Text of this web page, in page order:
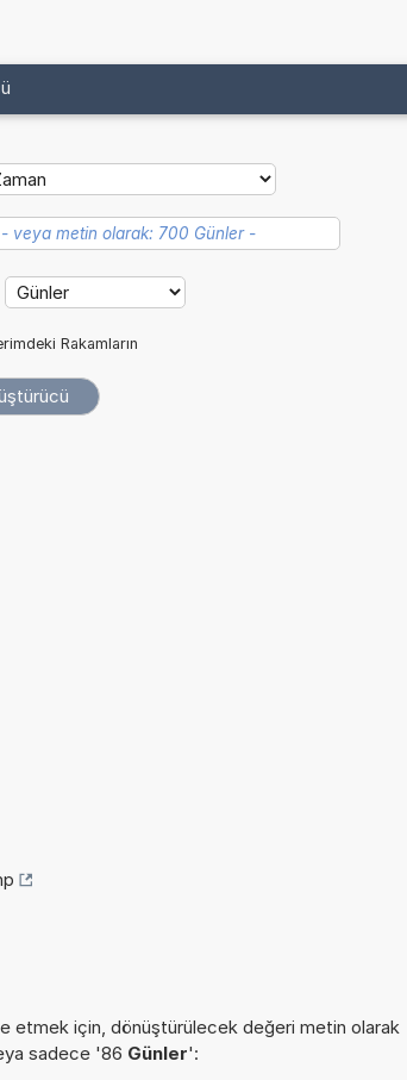
Rakamların
etmek için, dönüştürülecek değeri metin olarak
sadece '86 Günler':